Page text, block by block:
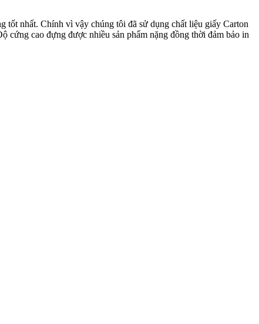
tốt nhất. Chính vì vậy chúng tôi đã sử dụng chất liệu giấy Carton
cứng cao đựng được nhiều sản phẩm nặng đồng thời đảm bảo in